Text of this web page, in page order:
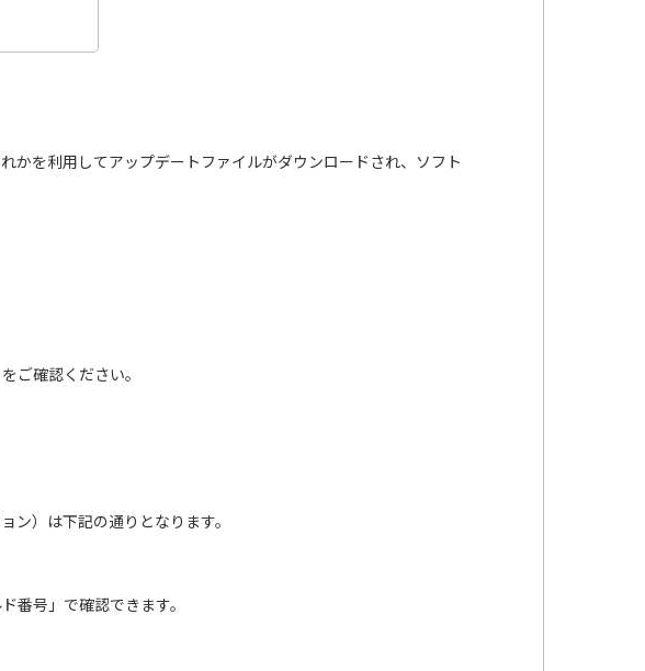
を利用してアップデートファイルがダウンロードされ、ソフト
ご確認ください。
ン）は下記の通りとなります。
番号」で確認できます。